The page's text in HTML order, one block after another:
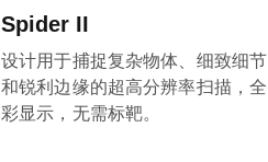
Spider II
设计用于捕捉复杂物体、细致细节
和锐利边缘的超高分辨率扫描，全
彩显示，无需标靶。